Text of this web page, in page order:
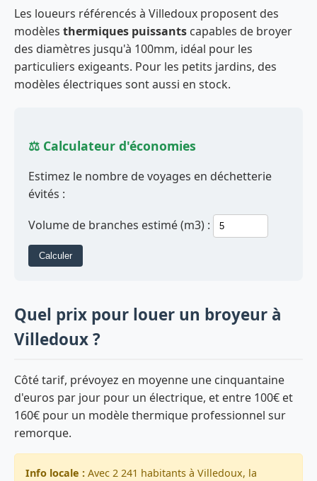
Les loueurs référencés à Villedoux proposent des
modèles thermiques puissants capables de broyer
des diamètres jusqu'à 100mm, idéal pour les
particuliers exigeants. Pour les petits jardins, des
modèles électriques sont aussi en stock.
⚖️ Calculateur d'économies
Estimez le nombre de voyages en déchetterie
évités :
Volume de branches estimé (m3) :
Calculer
Quel prix pour louer un broyeur à
Villedoux ?
Côté tarif, prévoyez en moyenne une cinquantaine
d'euros par jour pour un électrique, et entre 100€ et
160€ pour un modèle thermique professionnel sur
remorque.
Info locale : Avec 2 241 habitants à Villedoux, la